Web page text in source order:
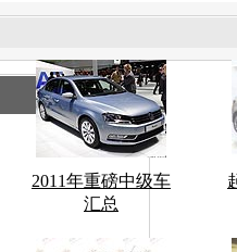
2011年重磅中级车
汇总